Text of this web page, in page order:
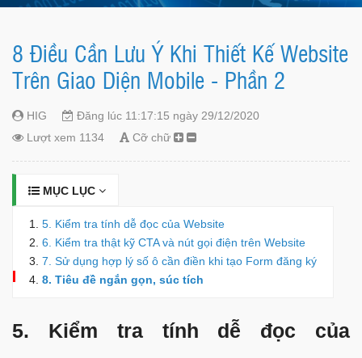
8 Điều Cần Lưu Ý Khi Thiết Kế Website
Trên Giao Diện Mobile - Phần 2
HIG
Đăng lúc 11:17:15 ngày 29/12/2020
Lượt xem 1134
Cỡ chữ
MỤC LỤC
5. Kiểm tra tính dễ đọc của Website
6. Kiểm tra thật kỹ CTA và nút gọi điện trên Website
7. Sử dụng hợp lý số ô cần điền khi tạo Form đăng ký
8. Tiêu đề ngắn gọn, súc tích
5. Kiểm tra tính dễ đọc của